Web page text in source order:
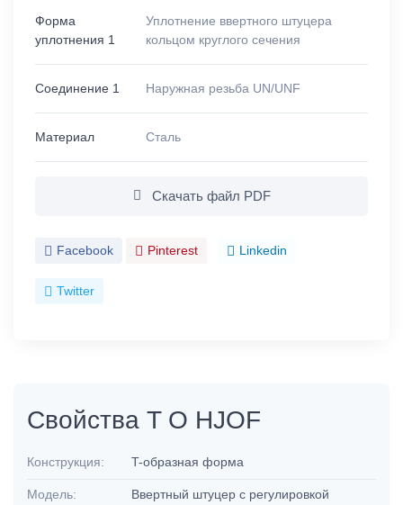
Форма
уплотнения 1
Уплотнение ввертного штуцера
кольцом круглого сечения
Соединение 1 Наружная резьба UN/UNF
Материал Сталь
Скачать файл PDF
Facebook Pinterest Linkedin
Twitter
Свойства T O HJOF
Конструкция: T-образная форма
Модель:
Ввертный штуцер с регулировкой